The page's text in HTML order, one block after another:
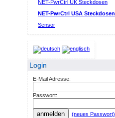
NET-PwrCtrl UK Steckdosen
NET-PwrCtrl USA Steckdosen
Sensor
Login
E-Mail Adresse:
Passwort:
anmelden (neues Passwort)